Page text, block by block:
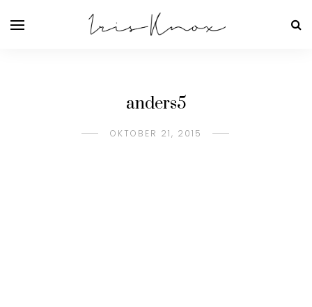
anders5
OKTOBER 21, 2015